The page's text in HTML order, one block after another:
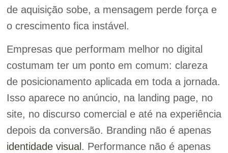
de aquisição sobe, a mensagem perde força e
o crescimento fica instável.
Empresas que performam melhor no digital
costumam ter um ponto em comum: clareza
de posicionamento aplicada em toda a jornada.
Isso aparece no anúncio, na landing page, no
site, no discurso comercial e até na experiência
depois da conversão. Branding não é apenas
identidade visual . Performance não é apenas